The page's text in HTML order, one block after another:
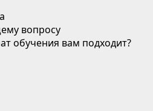
вопросу
обучения вам подходит?